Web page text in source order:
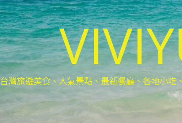
台灣旅遊美食、人氣景點、最新餐廳、各地小